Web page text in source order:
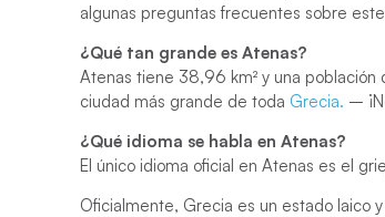
algunas preguntas frecuentes sobre
¿Qué tan grande es Atenas?
Atenas tiene 38,96 km² y una
ciudad más grande de toda Grecia. –
¿Qué idioma se habla en Atenas?
El único idioma oficial en Atenas es el
Oficialmente, Grecia es un estado laico